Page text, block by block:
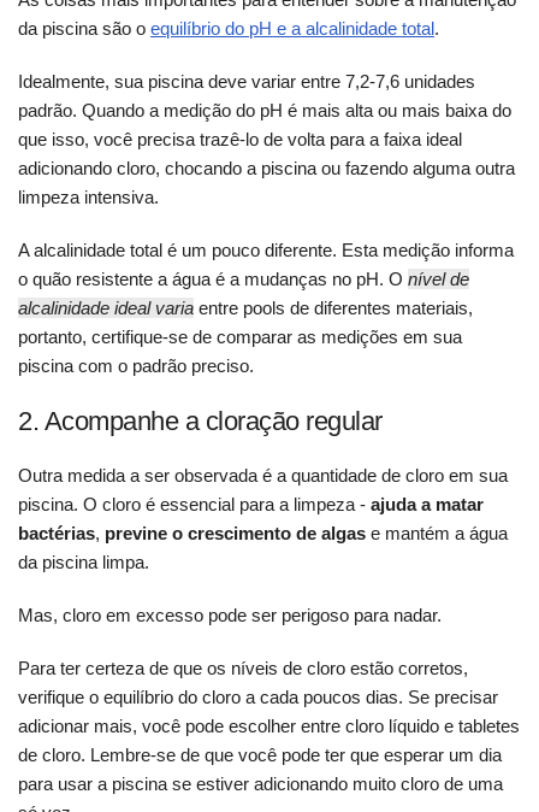
da piscina são o equilíbrio do pH e a alcalinidade total.
Idealmente, sua piscina deve variar entre 7,2-7,6 unidades
padrão. Quando a medição do pH é mais alta ou mais baixa do
que isso, você precisa trazê-lo de volta para a faixa ideal
adicionando cloro, chocando a piscina ou fazendo alguma outra
limpeza intensiva.
A alcalinidade total é um pouco diferente. Esta medição informa
o quão resistente a água é a mudanças no pH. O nível de
alcalinidade ideal varia entre pools de diferentes materiais,
portanto, certifique-se de comparar as medições em sua
piscina com o padrão preciso.
2. Acompanhe a cloração regular
Outra medida a ser observada é a quantidade de cloro em sua
piscina. O cloro é essencial para a limpeza - ajuda a matar
bactérias, previne o crescimento de algas e mantém a água
da piscina limpa.
Mas, cloro em excesso pode ser perigoso para nadar.
Para ter certeza de que os níveis de cloro estão corretos,
verifique o equilíbrio do cloro a cada poucos dias. Se precisar
adicionar mais, você pode escolher entre cloro líquido e tabletes
de cloro. Lembre-se de que você pode ter que esperar um dia
para usar a piscina se estiver adicionando muito cloro de uma